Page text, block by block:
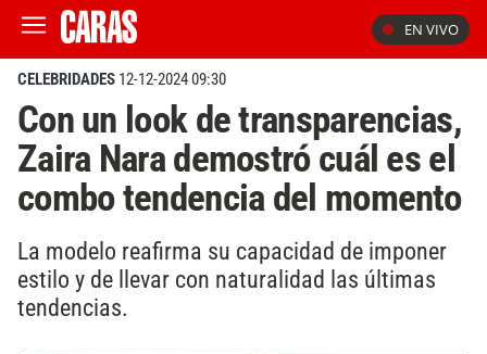
EN VIVO
CELEBRIDADES 12-12-2024 09:30
Con un look de transparencias,
Zaira Nara demostró cuál es el
combo tendencia del momento
La modelo reafirma su capacidad de imponer
estilo y de llevar con naturalidad las últimas
tendencias.